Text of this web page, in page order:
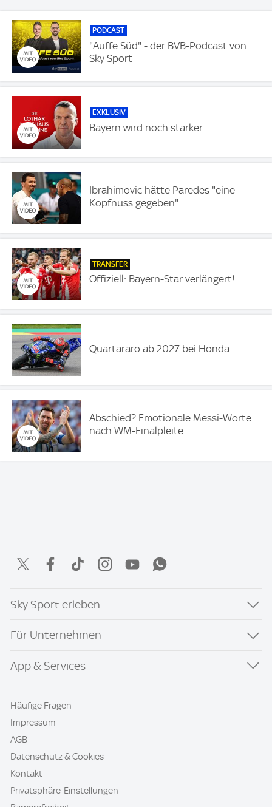
PODCAST
"Auffe Süd" - der BVB-Podcast von
Sky Sport
EXKLUSIV
Bayern wird noch stärker
Ibrahimovic hätte Paredes "eine
Kopfnuss gegeben"
TRANSFER
Offiziell: Bayern-Star verlängert!
Quartararo ab 2027 bei Honda
Abschied? Emotionale Messi-Worte
nach WM-Finalpleite
Sky Sport erleben
Für Unternehmen
App & Services
Häufige Fragen
Impressum
AGB
Datenschutz & Cookies
Kontakt
Privatsphäre-Einstellungen